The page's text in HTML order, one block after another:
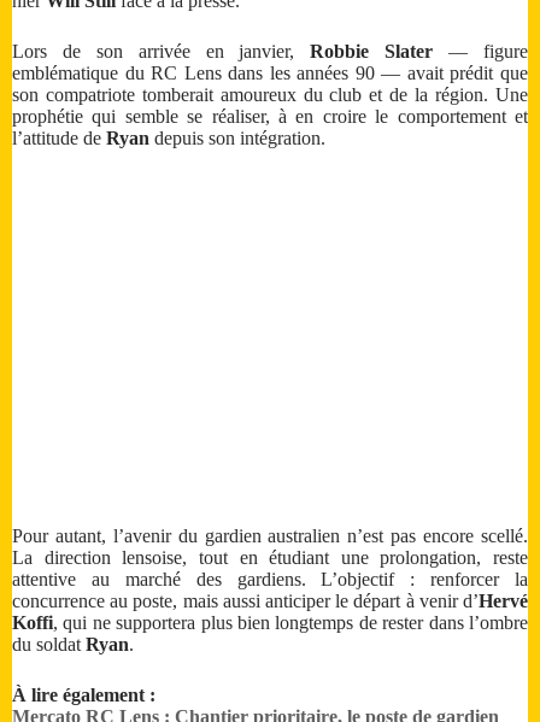
Lors de son arrivée en janvier,Robbie Slater — figure
emblématique du RC Lens dans les années 90 — avait prédit que
son compatriote tomberait amoureux du club et de la région. Une
prophétie qui semble se réaliser, à en croire le comportement et
l’attitude de Ryan depuis son intégration.
Pour autant, l’avenir du gardien australien n’est pas encore scellé.
La direction lensoise, tout en étudiant une prolongation, reste
attentive au marché des gardiens. L’objectif : renforcer la
concurrence au poste, mais aussi anticiper le départ à venir d’Hervé
Koffi, qui ne supportera plus bien longtemps de rester dans l’ombre
du soldat Ryan.
À lire également :
Mercato RC Lens : Chantier prioritaire, le poste de gardien